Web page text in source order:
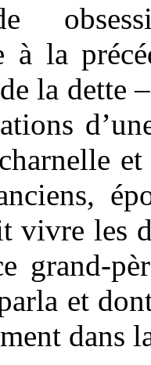
à la
la dette
vivre les
grand-
et
dans